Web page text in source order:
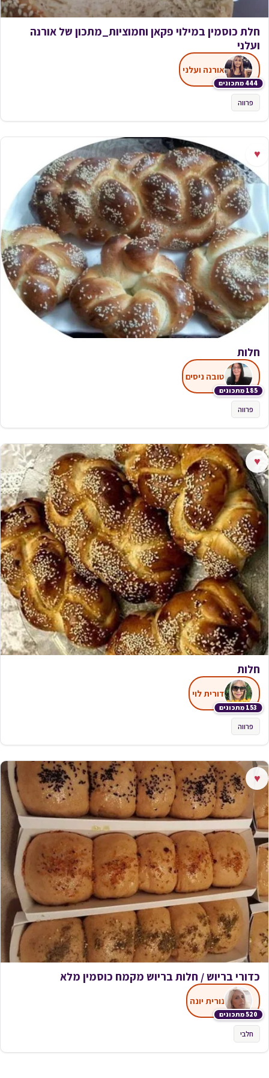
חלת כוסמין במילוי פקאן וחמוציות_מתכון של אורנה
ועלני
444 מתכונים
אורנה ועלני
פרווה
♥
חלות
185 מתכונים
טובה ניסים
פרווה
♥
חלות
153 מתכונים
דורית לוי
פרווה
♥
כדורי בריוש / חלות בריוש מקמח כוסמין מלא
520 מתכונים
נורית יונה
חלבי